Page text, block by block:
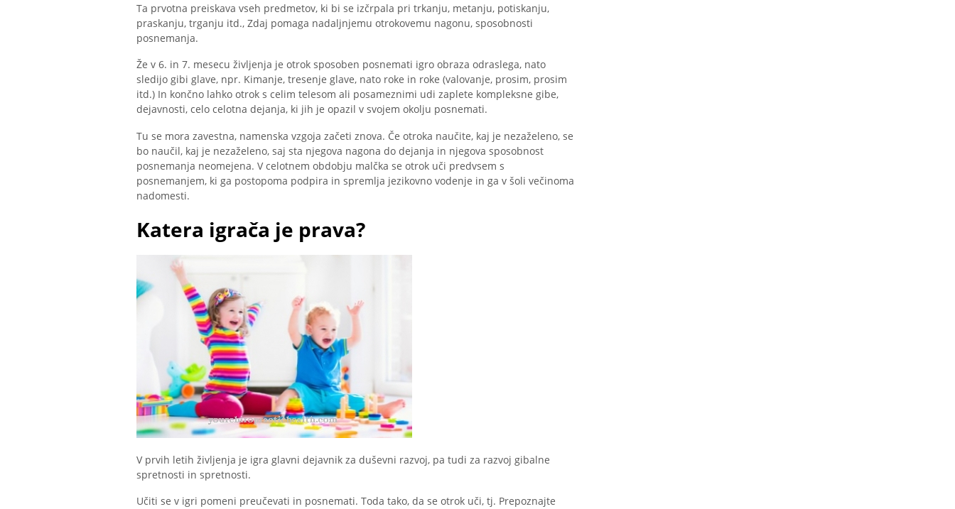
Ta prvotna preiskava vseh predmetov, ki bi se izčrpala pri trkanju, metanju, potiskanju,
praskanju, trganju itd., Zdaj pomaga nadaljnjemu otrokovemu nagonu, sposobnosti
posnemanja.
Že v 6. in 7. mesecu življenja je otrok sposoben posnemati igro obraza odraslega, nato
sledijo gibi glave, npr. Kimanje, tresenje glave, nato roke in roke (valovanje, prosim, prosim
itd.) In končno lahko otrok s celim telesom ali posameznimi udi zaplete kompleksne gibe,
dejavnosti, celo celotna dejanja, ki jih je opazil v svojem okolju posnemati.
Tu se mora zavestna, namenska vzgoja začeti znova. Če otroka naučite, kaj je nezaželeno, se
bo naučil, kaj je nezaželeno, saj sta njegova nagona do dejanja in njegova sposobnost
posnemanja neomejena. V celotnem obdobju malčka se otrok uči predvsem s
posnemanjem, ki ga postopoma podpira in spremlja jezikovno vodenje in ga v šoli večinoma
nadomesti.
Katera igrača je prava?
V prvih letih življenja je igra glavni dejavnik za duševni razvoj, pa tudi za razvoj gibalne
spretnosti in spretnosti.
Učiti se v igri pomeni preučevati in posnemati. Toda tako, da se otrok uči, tj. Prepoznajte